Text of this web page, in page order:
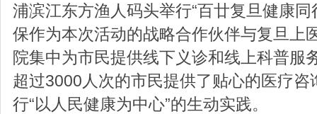
浦滨江东方渔人码头举行“百廿复旦健康同
保作为本次活动的战略合作伙伴与复旦上
院集中为市民提供线下义诊和线上科普服
超过3000人次的市民提供了贴心的医疗咨
行“以人民健康为中心”的生动实践。